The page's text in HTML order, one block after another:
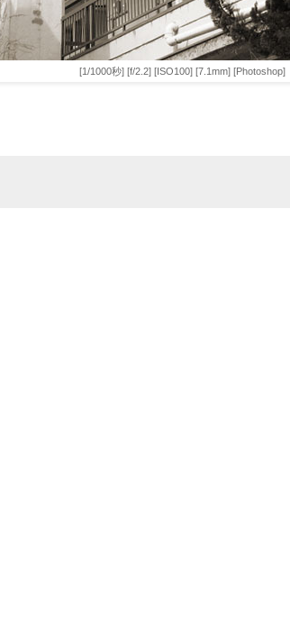
[1/1000秒] [f/2.2] [ISO100] [7.1mm] [Photoshop]